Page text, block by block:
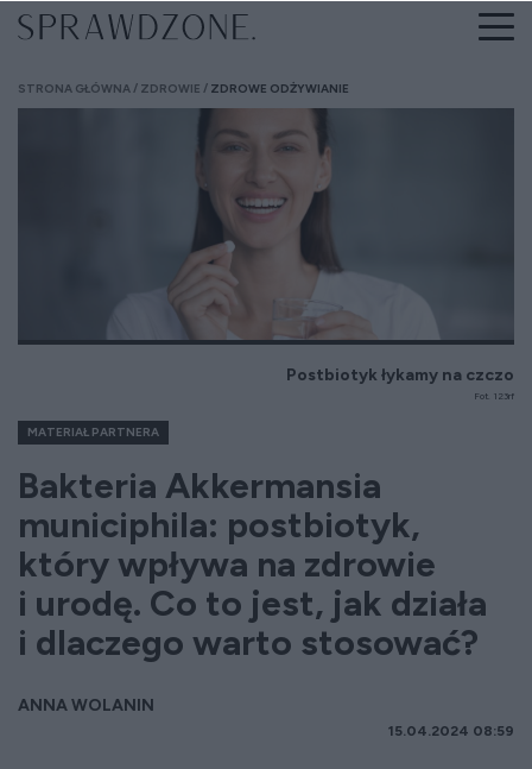
STRONA GŁÓWNA ZDROWIE ZDROWE ODŻYWIANIE
Postbiotyk łykamy na czczo
Fot. 123rf
MATERIAŁ PARTNERA
Bakteria Akkermansia
municiphila: postbiotyk,
który wpływa na zdrowie
i urodę. Co to jest, jak działa
i dlaczego warto stosować?
ANNA WOLANIN
15.04.2024 08:59